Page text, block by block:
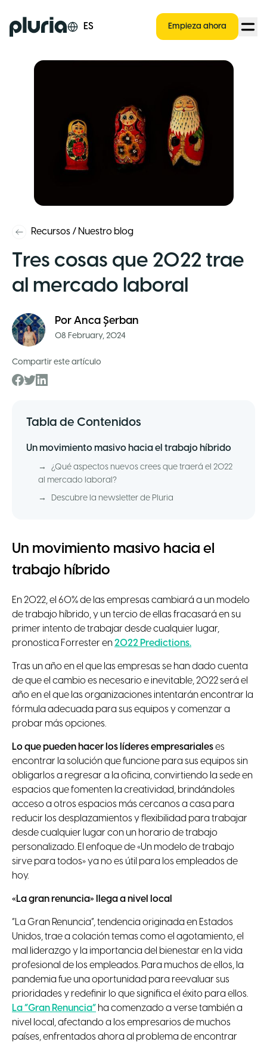
Logo Pluria ES Empieza ahora
Recursos / Nuestro blog
Tres cosas que 2022 trae
al mercado laboral
Por Anca Șerban
08 February, 2024
Compartir este artículo
Tabla de Contenidos
Un movimiento masivo hacia el trabajo híbrido
→
¿Qué aspectos nuevos crees que traerá el 2022
al mercado laboral?
→
Descubre la newsletter de Pluria
Un movimiento masivo hacia el
trabajo híbrido
En 2022, el 60% de las empresas cambiará a un modelo
de trabajo híbrido, y un tercio de ellas fracasará en su
primer intento de trabajar desde cualquier lugar,
pronostica Forrester en2022 Predictions.
Tras un año en el que las empresas se han dado cuenta
de que el cambio es necesario e inevitable, 2022 será el
año en el que las organizaciones intentarán encontrar la
fórmula adecuada para sus equipos y comenzar a
probar más opciones.
Lo que pueden hacer los líderes empresarialeses
encontrar la solución que funcione para sus equipos sin
obligarlos a regresar a la oficina, convirtiendo la sede en
espacios que fomenten la creatividad, brindándoles
acceso a otros espacios más cercanos a casa para
reducir los desplazamientos y flexibilidad para trabajar
desde cualquier lugar con un horario de trabajo
personalizado. El enfoque de «Un modelo de trabajo
sirve para todos» ya no es útil para los empleados de
hoy.
«La gran renuncia» llega a nivel local
“La Gran Renuncia”, tendencia originada en Estados
Unidos, trae a colación temas como el agotamiento, el
mal liderazgo y la importancia del bienestar en la vida
profesional de los empleados. Para muchos de ellos, la
pandemia fue una oportunidad para reevaluar sus
prioridades y redefinir lo que significa el éxito para ellos.
La “Gran Renuncia” ha comenzado a verse también a
nivel local, afectando a los empresarios de muchos
países, enfrentados ahora al problema de encontrar